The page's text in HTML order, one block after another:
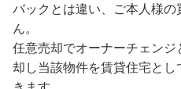
バックとは違い、ご本人様
ん。
任意売却でオーナーチェン
却し当該物件を賃貸住宅と